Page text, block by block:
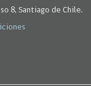
8, Santiago de Chile.